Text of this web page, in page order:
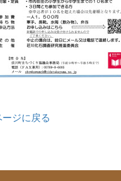
ジに戻る